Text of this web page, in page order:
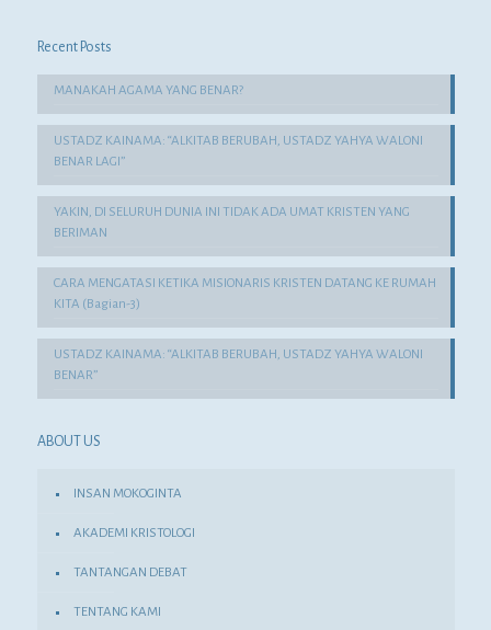
Recent Posts
MANAKAH AGAMA YANG BENAR?
USTADZ KAINAMA: “ALKITAB BERUBAH, USTADZ YAHYA WALONI
BENAR LAGI”
YAKIN, DI SELURUH DUNIA INI TIDAK ADA UMAT KRISTEN YANG
BERIMAN
CARA MENGATASI KETIKA MISIONARIS KRISTEN DATANG KE RUMAH
KITA (Bagian-3)
USTADZ KAINAMA: “ALKITAB BERUBAH, USTADZ YAHYA WALONI
BENAR”
ABOUT US
INSAN MOKOGINTA
AKADEMI KRISTOLOGI
TANTANGAN DEBAT
TENTANG KAMI